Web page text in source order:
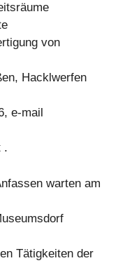
von
Hacklwerfen
e-mail
.
warten am
Tätigkeiten der